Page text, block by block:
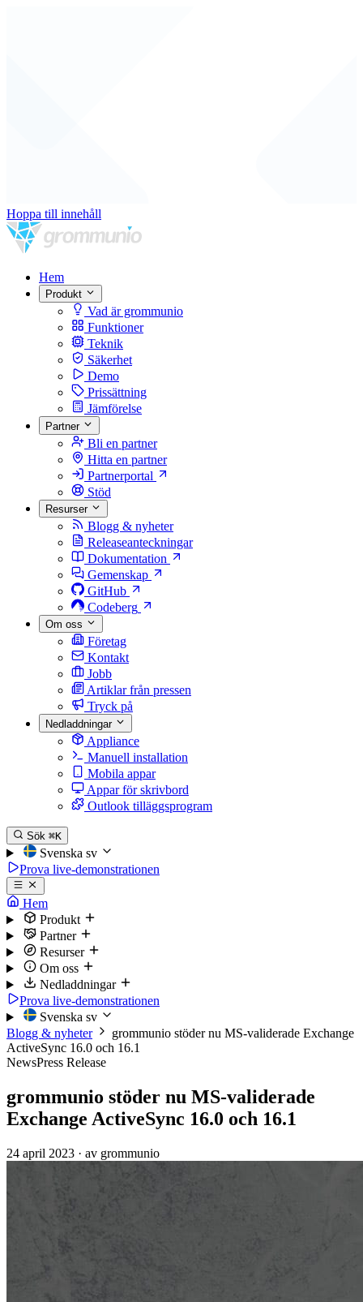
Hoppa till innehåll
Hem
Produkt
Vad är grommunio
Funktioner
Teknik
Säkerhet
Demo
Prissättning
Jämförelse
Partner
Bli en partner
Hitta en partner
Partnerportal
Stöd
Resurser
Blogg & nyheter
Releaseanteckningar
Dokumentation
Gemenskap
GitHub
Codeberg
Om oss
Företag
Kontakt
Jobb
Artiklar från pressen
Tryck på
Nedladdningar
Appliance
Manuell installation
Mobila appar
Appar för skrivbord
Outlook tilläggsprogram
Sök ⌘K
Svenska sv
Prova live-demonstrationen
Hem
Produkt
Partner
Resurser
Om oss
Nedladdningar
Prova live-demonstrationen
Svenska sv
Blogg & nyheter
grommunio stöder nu MS-validerade Exchange
ActiveSync 16.0 och 16.1
NewsPress Release
grommunio stöder nu MS-validerade
Exchange ActiveSync 16.0 och 16.1
24 april 2023 · av grommunio